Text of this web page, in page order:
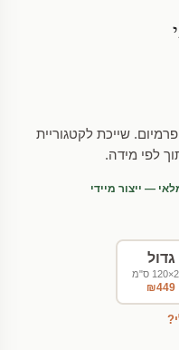
שייכת לקטגוריית
— ייצור מיידי
גדול
₪449